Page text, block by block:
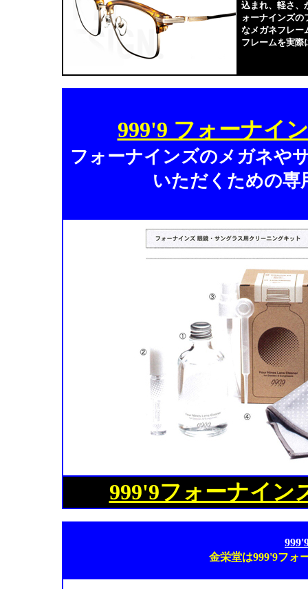
込まれ、軽さ、
ォーナインズの
なメガネフレー
フレームを実際
999'9 フォーナイ
フォーナインズのメガネや
いただくための専
999'9フォーナイン
金栄堂は999'9フォ